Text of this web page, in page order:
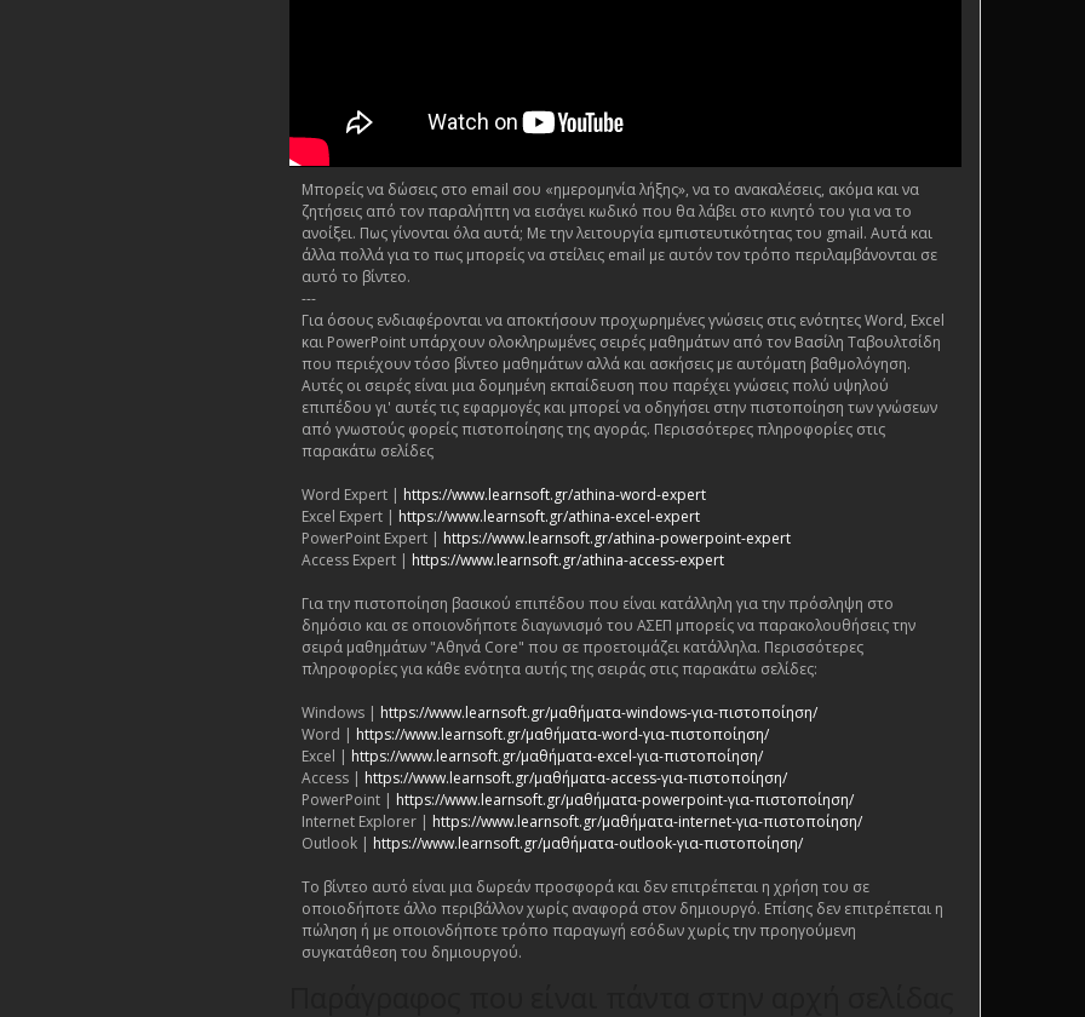
Μπορείς να δώσεις στο email σου «ημερομηνία λήξης», να το ανακαλέσεις, ακόμα και να
ζητήσεις από τον παραλήπτη να εισάγει κωδικό που θα λάβει στο κινητό του για να το
ανοίξει. Πως γίνονται όλα αυτά; Με την λειτουργία εμπιστευτικότητας του gmail. Αυτά και
άλλα πολλά για το πως μπορείς να στείλεις email με αυτόν τον τρόπο περιλαμβάνονται σε
αυτό το βίντεο.
---
Για όσους ενδιαφέρονται να αποκτήσουν προχωρημένες γνώσεις στις ενότητες Word, Excel
και PowerPoint υπάρχουν ολοκληρωμένες σειρές μαθημάτων από τον Βασίλη Ταβουλτσίδη
που περιέχουν τόσο βίντεο μαθημάτων αλλά και ασκήσεις με αυτόματη βαθμολόγηση.
Αυτές οι σειρές είναι μια δομημένη εκπαίδευση που παρέχει γνώσεις πολύ υψηλού
επιπέδου γι' αυτές τις εφαρμογές και μπορεί να οδηγήσει στην πιστοποίηση των γνώσεων
από γνωστούς φορείς πιστοποίησης της αγοράς. Περισσότερες πληροφορίες στις
παρακάτω σελίδες
Word Expert | https://www.learnsoft.gr/athina-word-expert
Excel Expert | https://www.learnsoft.gr/athina-excel-expert
PowerPoint Expert | https://www.learnsoft.gr/athina-powerpoint-expert
Access Expert | https://www.learnsoft.gr/athina-access-expert
Για την πιστοποίηση βασικού επιπέδου που είναι κατάλληλη για την πρόσληψη στο
δημόσιο και σε οποιονδήποτε διαγωνισμό του ΑΣΕΠ μπορείς να παρακολουθήσεις την
σειρά μαθημάτων "Αθηνά Core" που σε προετοιμάζει κατάλληλα. Περισσότερες
πληροφορίες για κάθε ενότητα αυτής της σειράς στις παρακάτω σελίδες:
Windows | https://www.learnsoft.gr/μαθήματα-windows-για-πιστοποίηση/
Word | https://www.learnsoft.gr/μαθήματα-word-για-πιστοποίηση/
Excel | https://www.learnsoft.gr/μαθήματα-excel-για-πιστοποίηση/
Access | https://www.learnsoft.gr/μαθήματα-access-για-πιστοποίηση/
PowerPoint | https://www.learnsoft.gr/μαθήματα-powerpoint-για-πιστοποίηση/
Internet Explorer | https://www.learnsoft.gr/μαθήματα-internet-για-πιστοποίηση/
Outlook | https://www.learnsoft.gr/μαθήματα-outlook-για-πιστοποίηση/
Το βίντεο αυτό είναι μια δωρεάν προσφορά και δεν επιτρέπεται η χρήση του σε
οποιοδήποτε άλλο περιβάλλον χωρίς αναφορά στον δημιουργό. Επίσης δεν επιτρέπεται η
πώληση ή με οποιονδήποτε τρόπο παραγωγή εσόδων χωρίς την προηγούμενη
συγκατάθεση του δημιουργού.